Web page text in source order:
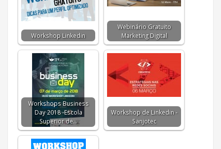
Workshop Linkedin
Webinário Gratuito
Marketing Digital
Workshops Business
Day 2018 -Escola
Superior de…
Workshop de Linkedin -
Sanjotec